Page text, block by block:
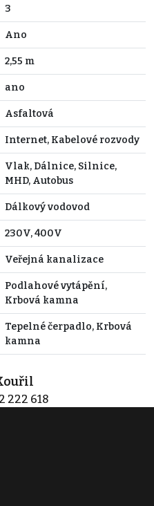
3
Ano
2,55 m
ano
Asfaltová
Internet, Kabelové rozvody
Vlak, Dálnice, Silnice,
MHD, Autobus
Dálkový vodovod
230V, 400V
Veřejná kanalizace
Podlahové vytápění,
Krbová kamna
Tepelné čerpadlo, Krbová
kamna
222 618